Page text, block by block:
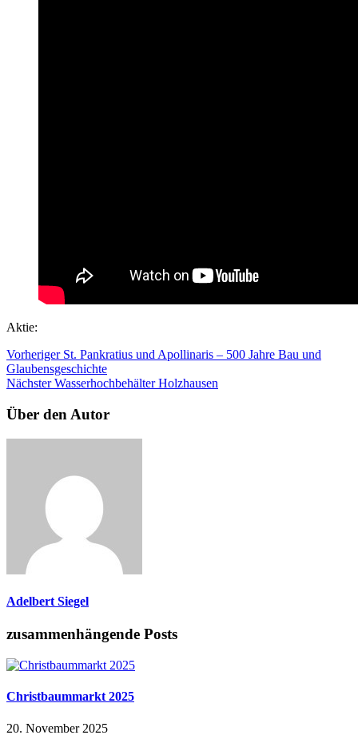
Aktie:
Vorheriger St. Pankratius und Apollinaris – 500 Jahre Bau und
Glaubensgeschichte
Nächster Wasserhochbehälter Holzhausen
Über den Autor
Adelbert Siegel
zusammenhängende Posts
Christbaummarkt 2025
20. November 2025